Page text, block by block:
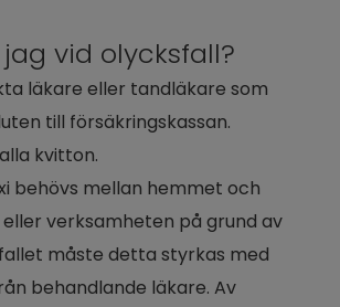
vid olycksfall?
läkare eller tandläkare som
till försäkringskassan.
kvitton.
behövs mellan hemmet och
verksamheten på grund av
måste detta styrkas med
behandlande läkare. Av